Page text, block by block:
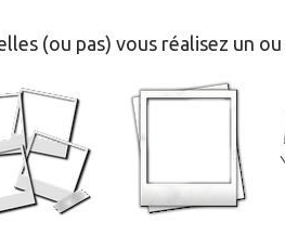
(ou pas) vous réalisez un